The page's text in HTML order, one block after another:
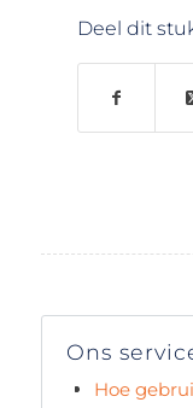
Deel dit
Ons
Hoe